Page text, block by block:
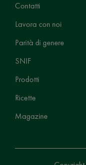
Contatti
Lavora con noi
Parità di genere
SNIF
Prodotti
Ricette
Magazine